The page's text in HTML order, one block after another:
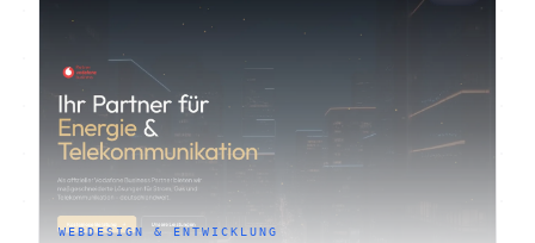
WEBDESIGN & ENTWICKLUNG